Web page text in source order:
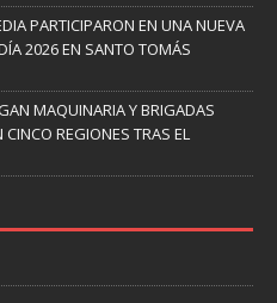
PARTICIPARON EN UNA NUEVA
2026 EN SANTO TOMÁS
MAQUINARIA Y BRIGADAS
REGIONES TRAS EL